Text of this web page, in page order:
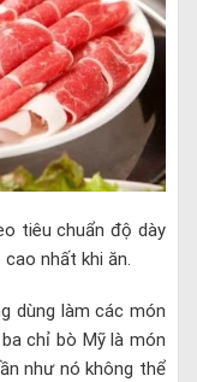
tiêu chuẩn độ dày
nhất khi ăn.
dùng làm các món
chỉ bò Mỹ là món
như nó không thể